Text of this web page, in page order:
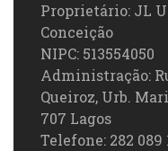
Proprietário: JL
Conceição
NIPC: 513554050
Administração:
Queiroz, Urb.
707 Lagos
Telefone: 282